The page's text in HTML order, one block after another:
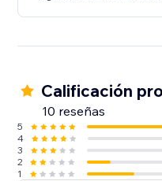
Calificación
10 reseñas
5
4
3
2
1